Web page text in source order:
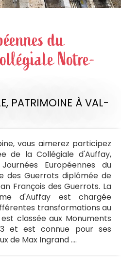
du
Notre-
PATRIMOINE À VAL-
vous aimerez participez
de la Collégiale d'Auffay,
Européennes du
des Guerrots diplômée de
François des Guerrots. La
d'Auffay est chargée
transformations au
classée aux Monuments
et est connue pour ses
de Max Ingrand ....